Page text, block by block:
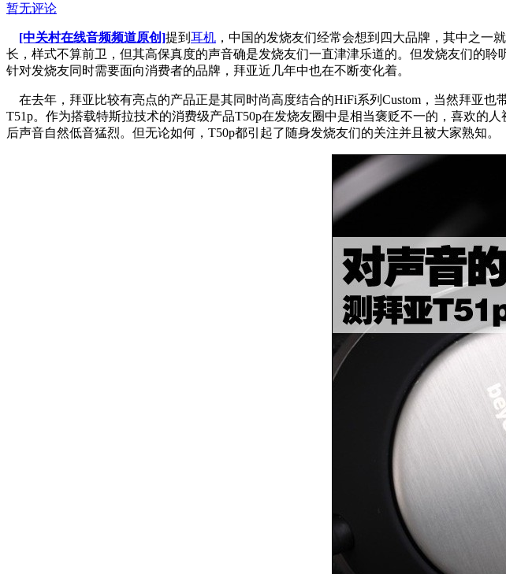
暂无评论
[中关村在线音频频道原创]提到 耳机 ，中国的发烧友们经常会想到四大品牌，其中之一
长，样式不算前卫，但其高保真度的声音确是发烧友们一直津津乐道的。但发烧友们的
针对发烧友同时需要面向消费者的品牌，拜亚近几年中也在不断变化着。
在去年，拜亚比较有亮点的产品正是其同时尚高度结合的HiFi系列Custom，当然拜亚
T51p。作为搭载特斯拉技术的消费级产品T50p在发烧友圈中是相当褒贬不一的，喜欢的
后声音自然低音猛烈。但无论如何，T50p都引起了随身发烧友们的关注并且被大家熟知。